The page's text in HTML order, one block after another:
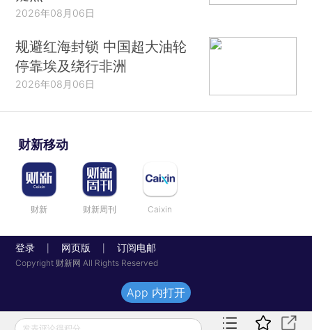
2026年08月06日
规避红海封锁 中国超大油轮
停靠埃及绕行非洲
2026年08月06日
财新移动
财新 财新周刊 Caixin
登录 网页版 订阅电邮
Copyright 财新网 All Rights Reserved
发表评论得积分
App 内打开